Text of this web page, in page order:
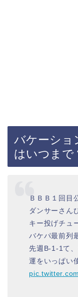
バケーショ
はいつまで
ＢＢＢ１回目
ダンサーさん
キー投げチュ
バケパ最前列
先週B-1-1て
運をいっぱい